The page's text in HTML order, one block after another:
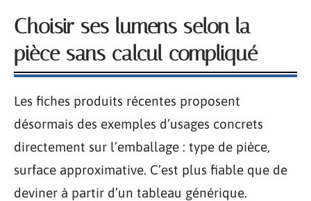
Choisir ses lumens selon la
pièce sans calcul compliqué
Les fiches produits récentes proposent
désormais des exemples d’usages concrets
directement sur l’emballage : type de pièce,
surface approximative. C’est plus fiable que de
deviner à partir d’un tableau générique.